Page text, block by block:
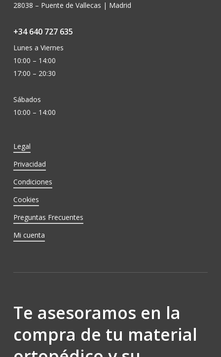
28038 – Puente de Vallecas | Madrid
+34 640 727 635
Lunes a Viernes
10:00 – 14:00
17:00 – 20:30
Sábados
10:00 – 14:00
Legal
Privacidad
Condiciones
Cookies
Preguntas Frecuentes
Mi cuenta
Te asesoramos en la
compra de tu material